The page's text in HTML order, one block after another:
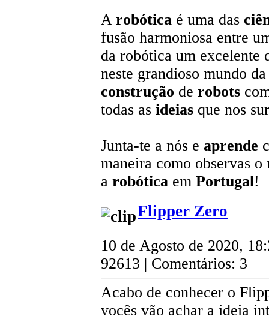
A robótica é uma das
fusão harmoniosa entre
da robótica um excelente
neste grandioso mundo
construção de robots
todas as ideias que nos
Junta-te a nós e aprende
maneira como observas
a robótica em Portugal!
Flipper Zero
10 de Agosto de 2020,
92613 | Comentários: 3
Acabo de conhecer o
vocês vão achar a ideia